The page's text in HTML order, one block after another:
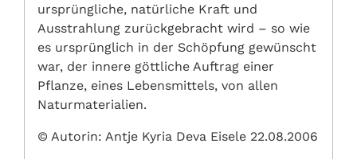
ursprüngliche, natürliche Kraft und
Ausstrahlung zurückgebracht wird – so wie
es ursprünglich in der Schöpfung gewünscht
war, der innere göttliche Auftrag einer
Pflanze, eines Lebensmittels, von allen
Naturmaterialien.
© Autorin: Antje Kyria Deva Eisele 22.08.2006